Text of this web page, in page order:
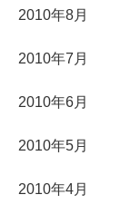
2010年8月
2010年7月
2010年6月
2010年5月
2010年4月